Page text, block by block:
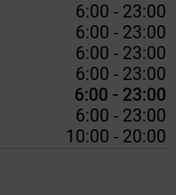
6:00 - 23:00
6:00 - 23:00
6:00 - 23:00
6:00 - 23:00
6:00 - 23:00
6:00 - 23:00
10:00 - 20:00